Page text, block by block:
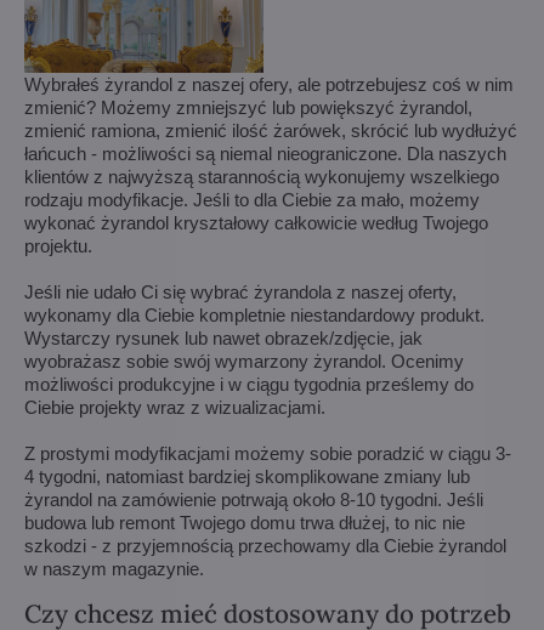
Wybrałeś żyrandol z naszej ofery, ale potrzebujesz coś w nim
zmienić? Możemy zmniejszyć lub powiększyć żyrandol,
zmienić ramiona, zmienić ilość żarówek, skrócić lub wydłużyć
łańcuch - możliwości są niemal nieograniczone. Dla naszych
klientów z najwyższą starannością wykonujemy wszelkiego
rodzaju modyfikacje. Jeśli to dla Ciebie za mało, możemy
wykonać żyrandol kryształowy całkowicie według Twojego
projektu.
Jeśli nie udało Ci się wybrać żyrandola z naszej oferty,
wykonamy dla Ciebie kompletnie niestandardowy produkt.
Wystarczy rysunek lub nawet obrazek/zdjęcie, jak
wyobrażasz sobie swój wymarzony żyrandol. Ocenimy
możliwości produkcyjne i w ciągu tygodnia prześlemy do
Ciebie projekty wraz z wizualizacjami.
Z prostymi modyfikacjami możemy sobie poradzić w ciągu 3-
4 tygodni, natomiast bardziej skomplikowane zmiany lub
żyrandol na zamówienie potrwają około 8-10 tygodni. Jeśli
budowa lub remont Twojego domu trwa dłużej, to nic nie
szkodzi - z przyjemnością przechowamy dla Ciebie żyrandol
w naszym magazynie.
Czy chcesz mieć dostosowany do potrzeb